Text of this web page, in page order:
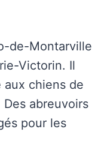
de-Montarville
Victorin. Il
chiens de
Des abreuvoirs
pour les